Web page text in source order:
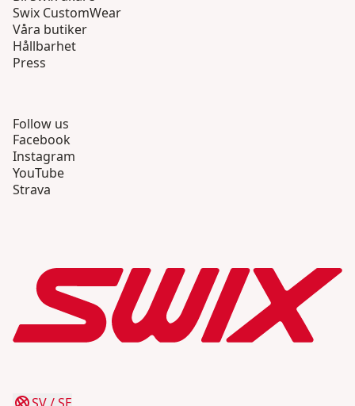
Swix CustomWear
Våra butiker
Hållbarhet
Press
Follow us
Facebook
Instagram
YouTube
Strava
SV / SE